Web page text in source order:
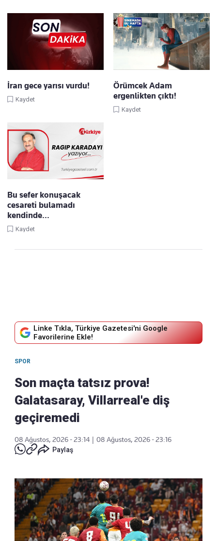
İran gece yarısı vurdu!
Kaydet
Örümcek Adam
ergenlikten çıktı!
Kaydet
Bu sefer konuşacak
cesareti bulamadı
kendinde...
Kaydet
Linke Tıkla, Türkiye Gazetesi'ni Google
Favorilerine Ekle!
SPOR
Son maçta tatsız prova!
Galatasaray, Villarreal'e diş
geçiremedi
08 Ağustos, 2026 - 23:14
08 Ağustos, 2026 - 23:16
Paylaş